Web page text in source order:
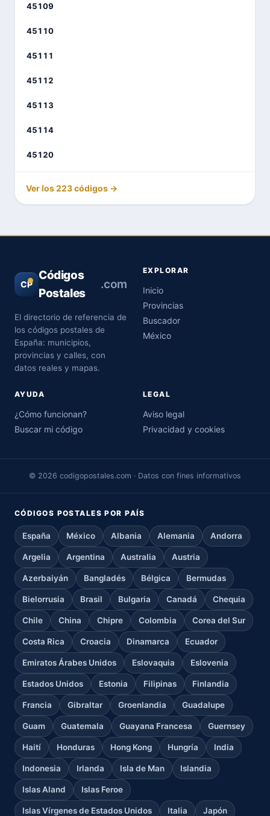
45109
45110
45111
45112
45113
45114
45120
Ver los 223 códigos →
CP
Códigos
Postales
.com
El directorio de referencia de
los códigos postales de
España: municipios,
provincias y calles, con
datos reales y mapas.
EXPLORAR
Inicio
Provincias
Buscador
México
AYUDA
¿Cómo funcionan?
Buscar mi código
LEGAL
Aviso legal
Privacidad y cookies
© 2026 codigopostales.com · Datos con fines informativos
CÓDIGOS POSTALES POR PAÍS
España México Albania Alemania Andorra
Argelia Argentina Australia Austria
Azerbaiyán Bangladés Bélgica Bermudas
Bielorrusia Brasil Bulgaria Canadá Chequia
Chile China Chipre Colombia Corea del Sur
Costa Rica Croacia Dinamarca Ecuador
Emiratos Árabes Unidos Eslovaquia Eslovenia
Estados Unidos Estonia Filipinas Finlandia
Francia Gibraltar Groenlandia Guadalupe
Guam Guatemala Guayana Francesa Guernsey
Haití Honduras Hong Kong Hungría India
Indonesia Irlanda Isla de Man Islandia
Islas Aland Islas Feroe
Islas Vírgenes de Estados Unidos Italia Japón